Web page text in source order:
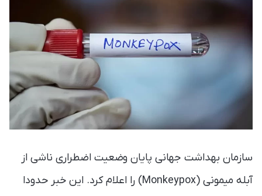
سازمان بهداشت جهانی پایان وضعیت اضطراری ناشی از
آبله میمونی (Monkeypox) را اعلام کرد. این خبر حدودا